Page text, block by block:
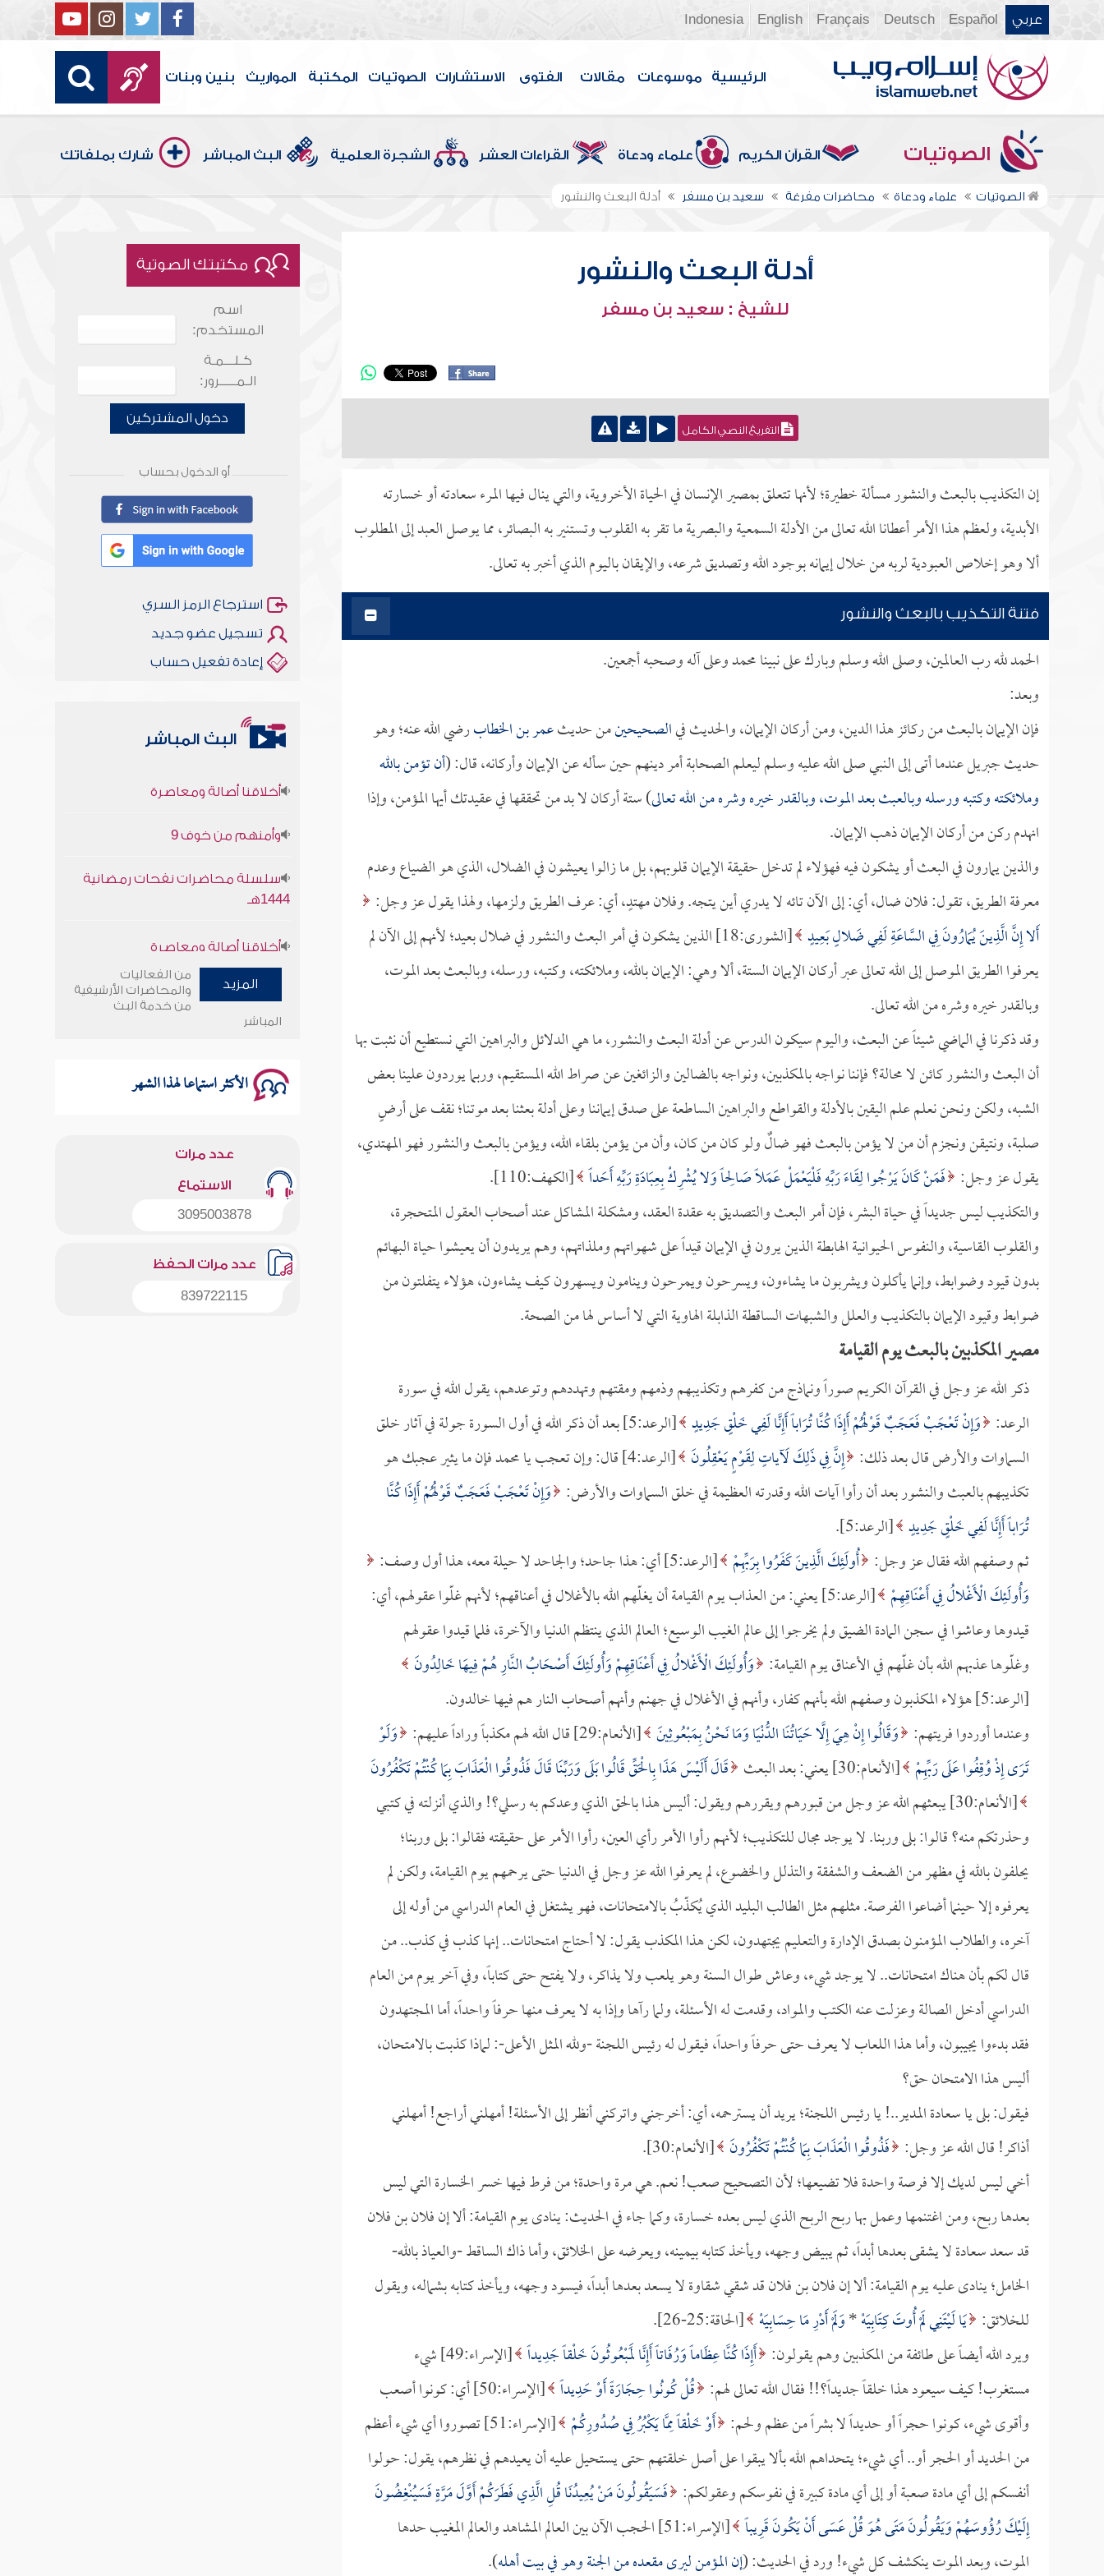
عربي Español
Deutsch
Français
English
Indonesia
الرئيسية موسوعات مقالات الفتوى الاستشارات الصوتيات المكتبة المواريث بنين وبنات
الصوتيات القرآن الكريم علماء ودعاة القراءات العشر الشجرة العلمية البث المباشر شارك بملفاتك
الصوتيات علماء ودعاة محاضرات مفرغة سعيد بن مسفر أدلة البعث والنشور
أدلة البعث والنشور
للشيخ : سعيد بن مسفر
التفريغ النصي الكامل
إن التكذيب بالبعث والنشور مسألة خطيرة؛ لأنها تتعلق بمصير الإنسان في الحياة الأخروية، والتي ينال فيها المرء سعادته أو خسارته
الأبدية، ولعظم هذا الأمر أعطانا الله تعالى من الأدلة السمعية والبصرية ما تقر به القلوب وتستنير به البصائر، مما يوصل العبد إلى المطلوب
ألا وهو إخلاص العبودية لربه من خلال إيمانه بوجود الله وتصديق شرعه، والإيقان باليوم الذي أخبر به تعالى.
فتنة التكذيب بالبعث والنشور
الحمد لله رب العالمين، وصلى الله وسلم وبارك على نبينا محمد وعلى آله وصحبه أجمعين.
وبعد:
فإن الإيمان بالبعث من ركائز هذا الدين، ومن أركان الإيمان، والحديث فيالصحيحينمن حديثعمر بن الخطابرضي الله عنه؛ وهو
حديث جبريل عندما أتى إلى النبي صلى الله عليه وسلم ليعلم الصحابة أمر دينهم حين سأله عن الإيمان وأركانه، قال: (أن تؤمن بالله
وملائكته وكتبه ورسله وبالعبث بعد الموت، وبالقدر خيره وشره من الله تعالى) ستة أركان لا بد من تحققها في عقيدتك أيها المؤمن، وإذا
انهدم ركن من أركان الإيمان ذهب الإيمان.
والذين يمارون في البعث أو يشكون فيه فهؤلاء لم تدخل حقيقة الإيمان قلوبهم، بل ما زالوا يعيشون في الضلال، الذي هو الضياع وعدم
معرفة الطريق، تقول: فلان ضال، أي: إلى الآن تائه لا يدري أين يتجه. وفلان مهتدٍ، أي: عرف الطريق ولزمها، ولهذا يقول عز وجل:
أَلا إِنَّ الَّذِينَ يُمَارُونَ فِي السَّاعَةِ لَفِي ضَلالٍ بَعِيدٍ
[الشورى:18] الذين يشكون في أمر البعث والنشور في ضلال بعيد؛ لأنهم إلى الآن لم
يعرفوا الطريق الموصل إلى الله تعالى عبر أركان الإيمان الستة، ألا وهي: الإيمان بالله، وملائكته، وكتبه، ورسله، وبالبعث بعد الموت،
وبالقدر خيره وشره من الله تعالى.
وقد ذكرنا في الماضي شيئاً عن البعث، واليوم سيكون الدرس عن أدلة البعث والنشور، ما هي الدلائل والبراهين التي نستطيع أن نثبت بها
أن البعث والنشور كائن لا محالة؟ فإننا نواجه بالمكذبين، ونواجه بالضالين والزائغين عن صراط الله المستقيم، وربما يوردون علينا بعض
الشبه، ولكن ونحن نعلم علم اليقين بالأدلة والقواطع والبراهين الساطعة على صدق إيماننا وعلى أدلة بعثنا بعد موتنا؛ نقف على أرضٍ
صلبة، ونتيقن ونجزم أن من لا يؤمن بالبعث فهو ضالٌ ولو كان من كان، وأن من يؤمن بلقاء الله، ويؤمن بالبعث والنشور فهو المهتدي،
يقول عز وجل: فَمَنْ كَانَ يَرْجُوا لِقَاءَ رَبِّهِ فَلْيَعْمَلْ عَمَلاً صَالِحاً وَلا يُشْرِكْ بِعِبَادَةِ رَبِّهِ أَحَداً [الكهف:110].
والتكذيب ليس جديداً في حياة البشر، فإن أمر البعث والتصديق به عقدة العقد، ومشكلة المشاكل عند أصحاب العقول المتحجرة،
والقلوب القاسية، والنفوس الحيوانية الهابطة الذين يرون في الإيمان قيداً على شهواتهم وملذاتهم، وهم يريدون أن يعيشوا حياة البهائم
بدون قيود وضوابط، وإنما يأكلون ويشربون ما يشاءون، ويسرحون ويمرحون وينامون ويسهرون كيف يشاءون، هؤلاء يتفلتون من
ضوابط وقيود الإيمان بالتكذيب والعلل والشبهات الساقطة الذابلة الهاوية التي لا أساس لها من الصحة.
مصير المكذبين بالبعث يوم القيامة
ذكر الله عز وجل في القرآن الكريم صوراً ونماذج من كفرهم وتكذيبهم وذمهم ومقتهم وتهددهم وتوعدهم، يقول الله في سورة
الرعد: وَإِنْ تَعْجَبْ فَعَجَبٌ قَوْلُهُمْ أَإِذَا كُنَّا تُرَاباً أَإِنَّا لَفِي خَلْقٍ جَدِيدٍ
[الرعد:5] بعد أن ذكر الله في أول السورة جولة في آثار خلق
السماوات والأرض قال بعد ذلك: إِنَّ فِي ذَلِكَ لَآياتٍ لِقَوْمٍ يَعْقِلُونَ
[الرعد:4] قال: وإن تعجب يا محمد فإن ما يثير عجبك هو
تكذيبهم بالعبث والنشور بعد أن رأوا آيات الله وقدرته العظيمة في خلق السماوات والأرض: وَإِنْ تَعْجَبْ فَعَجَبٌ قَوْلُهُمْ أَإِذَا كُنَّا
تُرَاباً أَإِنَّا لَفِي خَلْقٍ جَدِيدٍ [الرعد:5].
ثم وصفهم الله فقال عز وجل: أُولَئِكَ الَّذِينَ كَفَرُوا بِرَبِّهِمْ [الرعد:5] أي: هذا جاحد؛ والجاحد لا حيلة معه، هذا أول وصف:
وَأُولَئِكَ الْأَغْلالُ فِي أَعْنَاقِهِمْ
[الرعد:5] يعني: من العذاب يوم القيامة أن يغلّهم الله بالأغلال في أعناقهم؛ لأنهم غلّوا عقولهم، أي:
قيدوها وعاشوا في سجن المادة الضيق ولم يخرجوا إلى عالم الغيب الوسيع؛ العالم الذي ينتظم الدنيا والآخرة، فلما قيدوا عقولهم
وغلّوها عذبهم الله بأن غلّهم في الأعناق يوم القيامة: وَأُولَئِكَ الْأَغْلالُ فِي أَعْنَاقِهِمْ وَأُولَئِكَ أَصْحَابُ النَّارِ هُمْ فِيهَا خَالِدُونَ
[الرعد:5] هؤلاء المكذبون وصفهم الله بأنهم كفار، وأنهم في الأغلال في جهنم وأنهم أصحاب النار هم فيها خالدون.
وعندما أوردوا فريتهم: وَقَالُوا إِنْ هِيَ إِلَّا حَيَاتُنَا الدُّنْيَا وَمَا نَحْنُ بِمَبْعُوثِينَ [الأنعام:29] قال الله لهم مكذباً وراداً عليهم:
وَلَوْ
تَرَى إِذْ وُقِفُوا عَلَى رَبِّهِمْ [الأنعام:30] يعني: بعد البعث
قَالَ أَلَيْسَ هَذَا بِالْحَقِّ قَالُوا بَلَى وَرَبِّنَا قَالَ فَذُوقُوا الْعَذَابَ بِمَا كُنْتُمْ تَكْفُرُونَ
[الأنعام:30] يبعثهم الله عز وجل من قبورهم ويقررهم ويقول: أليس هذا بالحق الذي وعدكم به رسلي؟! والذي أنزلته في كتبي
وحذرتكم منه؟ قالوا: بلى وربنا. لا يوجد مجال للتكذيب؛ لأنهم رأوا الأمر رأي العين، رأوا الأمر على حقيقته فقالوا: بلى وربنا؛
يحلفون بالله في مظهر من الضعف والشفقة والتذلل والخضوع، لم يعرفوا الله عز وجل في الدنيا حتى يرحمهم يوم القيامة، ولكن لم
يعرفوه إلا حينما أضاعوا الفرصة. مثلهم مثل الطالب البليد الذي يُكذّبُ بالامتحانات، فهو يشتغل في العام الدراسي من أوله إلى
آخره، والطلاب المؤمنون بصدق الإدارة والتعليم يجتهدون، لكن هذا المكذب يقول: لا أحتاج امتحانات.. إنها كذب في كذب.. من
قال لكم بأن هناك امتحانات.. لا يوجد شيء، وعاش طوال السنة وهو يلعب ولا يذاكر، ولا يفتح حتى كتاباً، وفي آخر يوم من العام
الدراسي أدخل الصالة وعزلت عنه الكتب والمواد، وقدمت له الأسئلة، ولما رآها وإذا به لا يعرف منها حرفاً واحداً، أما المجتهدون
فقد بدءوا يجيبون، وأما هذا اللعاب لا يعرف حتى حرفاً واحداً، فيقول له رئيس اللجنة -ولله المثل الأعلى-: لماذا كذبت بالامتحان،
أليس هذا الامتحان حق؟
فيقول: بلى يا سعادة المدير..! يا رئيس اللجنة؛ يريد أن يسترحمه، أي: أخرجني واتركني أنظر إلى الأسئلة! أمهلني أراجع! أمهلني
أذاكر! قال الله عز وجل: فَذُوقُوا الْعَذَابَ بِمَا كُنْتُمْ تَكْفُرُونَ [الأنعام:30].
أخي ليس لديك إلا فرصة واحدة فلا تضيعها؛ لأن التصحيح صعب! نعم. هي مرة واحدة؛ من فرط فيها خسر الخسارة التي ليس
بعدها ربح، ومن اغتنمها وعمل بها ربح الربح الذي ليس بعده خسارة، وكما جاء في الحديث: ينادى يوم القيامة: ألا إن فلان بن فلان
قد سعد سعادة لا يشقى بعدها أبداً، ثم يبيض وجهه، ويأخذ كتابه بيمينه، ويعرضه على الخلائق، وأما ذاك الساقط -والعياذ بالله-
الخامل؛ ينادى عليه يوم القيامة: ألا إن فلان بن فلان قد شقي شقاوة لا يسعد بعدها أبداً، فيسود وجهه، ويأخذ كتابه بشماله، ويقول
للخلائق: يَا لَيْتَنِي لَمْ أُوتَ كِتَابِيَهْ*وَلَمْ أَدْرِ مَا حِسَابِيَهْ [الحاقة:25-26].
ويرد الله أيضاً على طائفة من المكذبين وهم يقولون: أَإِذَا كُنَّا عِظَاماً وَرُفَاتاً أَإِنَّا لَمَبْعُوثُونَ خَلْقاً جَدِيداً
[الإسراء:49] شيء
مستغرب! كيف سيعود هذا خلقاً جديداً؟!! فقال الله تعالى لهم: قُلْ كُونُوا حِجَارَةً أَوْ حَدِيداً
[الإسراء:50] أي: كونوا أصعب
وأقوى شيء، كونوا حجراً أو حديداً لا بشراً من عظم ولحم: أَوْ خَلْقاً مِمَّا يَكْبُرُ فِي صُدُورِكُمْ
[الإسراء:51] تصوروا أي شيء أعظم
من الحديد أو الحجر أو.. أي شيء؛ يتحداهم الله بألا يبقوا على أصل خلقتهم حتى يستحيل عليه أن يعيدهم في نظرهم، يقول: حولوا
أنفسكم إلى أي مادة صعبة أو إلى أي مادة كبيرة في نفوسكم وعقولكم: فَسَيَقُولُونَ مَنْ يُعِيدُنَا قُلِ الَّذِي فَطَرَكُمْ أَوَّلَ مَرَّةٍ فَسَيُنْغِضُونَ
إِلَيْكَ رُؤُوسَهُمْ وَيَقُولُونَ مَتَى هُوَ قُلْ عَسَى أَنْ يَكُونَ قَرِيباً
[الإسراء:51] الحجب الآن بين العالم المشاهد والعالم المغيب حدها
الموت، وبعد الموت ينكشف كل شيء! ورد في الحديث: (إن المؤمن ليرى مقعده من الجنة وهو في بيت أهله).
مكتبتك الصوتية
اسم
المستخدم:
كـلـــمـة
الـمـــــرور:
دخول المشتركين
أو الدخول بحساب
استرجاع الرمز السري
تسجيل عضو جديد
إعادة تفعيل حساب
البث المباشر
1444هـ
وأمنهم من خوف 9
سلسلة محاضرات نفحات رمضانية
1444هـ
المزيد
من الفعاليات
والمحاضرات الأرشيفية
من خدمة البث
المباشر
الأكثر استماعا لهذا الشهر
عدد مرات
الاستماع
3095003878
عدد مرات الحفظ
839722115